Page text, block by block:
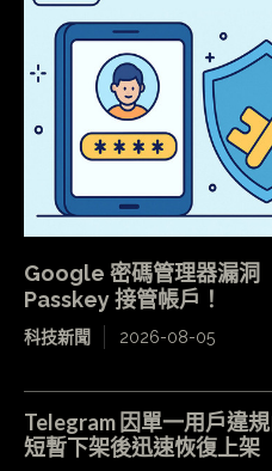
Google 密碼管理器漏
Passkey 接管帳戶！
科技新聞 2026-08-05
Telegram 因單一用戶違
短暫下架後迅速恢復上架